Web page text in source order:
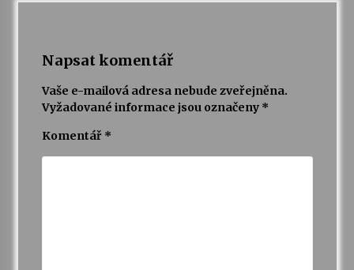
Napsat komentář
Vaše e-mailová adresa nebude zveřejněna.
Vyžadované informace jsou označeny *
Komentář *